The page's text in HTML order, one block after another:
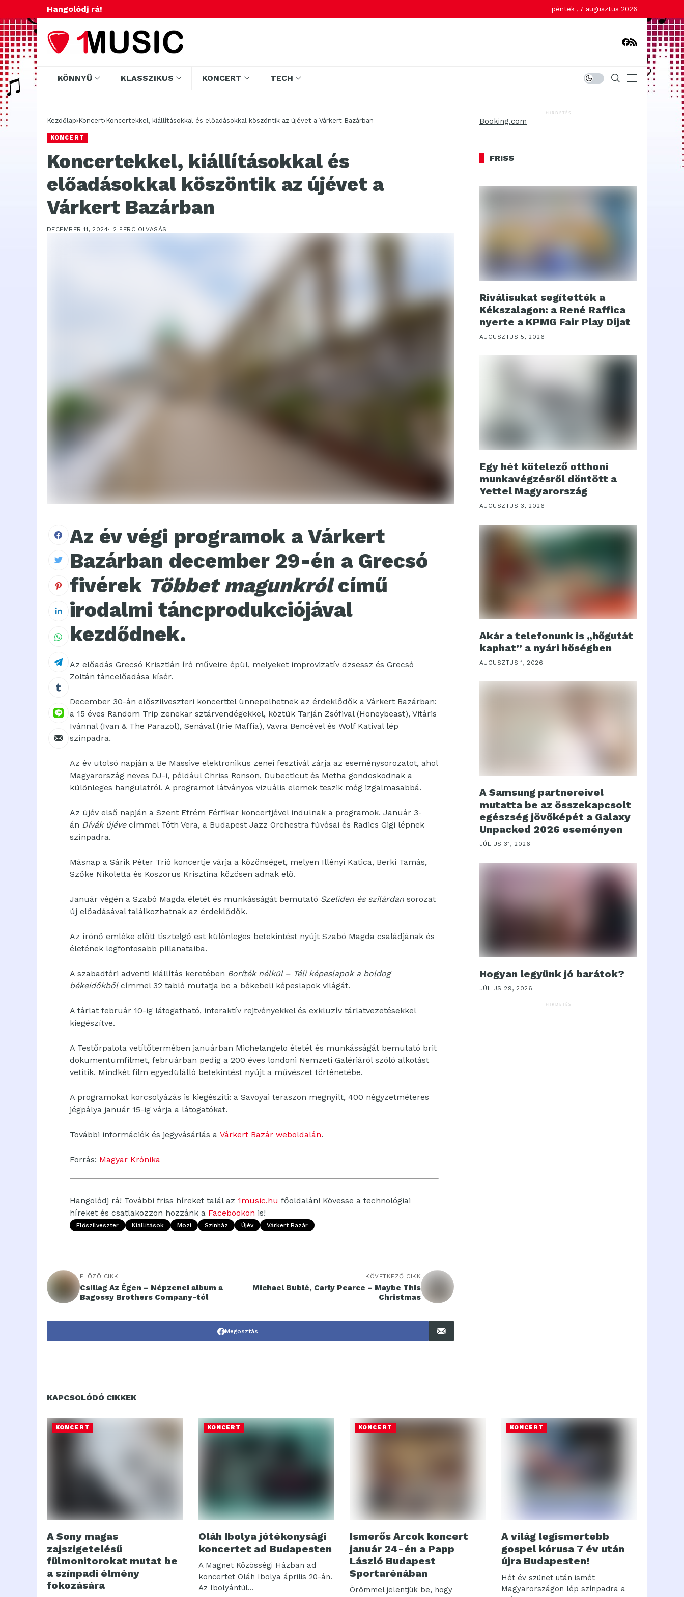
Hangolódj rá! péntek , 7 augusztus 2026
KÖNNYŰ KLASSZIKUS KONCERT TECH
Kezdőlap Koncert Koncertekkel, kiállításokkal és előadásokkal köszöntik az újévet a Várkert Bazárban
KONCERT
Koncertekkel, kiállításokkal és
előadásokkal köszöntik az újévet a
Várkert Bazárban
DECEMBER 11, 2024 2 PERC OLVASÁS
Az év végi programok a Várkert
Bazárban december 29-én a Grecsó
fivérek Többet magunkrólcímű
irodalmi táncprodukciójával
kezdődnek.
Az előadás Grecsó Krisztián író műveire épül, melyeket improvizatív dzsessz és Grecsó
Zoltán táncelőadása kísér.
December 30-án előszilveszteri koncerttel ünnepelhetnek az érdeklődők a Várkert Bazárban:
a 15 éves Random Trip zenekar sztárvendégekkel, köztük Tarján Zsófival (Honeybeast), Vitáris
Ivánnal (Ivan & The Parazol), Senával (Irie Maffia), Vavra Bencével és Wolf Katival lép
színpadra.
Az év utolsó napján a Be Massive elektronikus zenei fesztivál zárja az eseménysorozatot, ahol
Magyarország neves DJ-i, például Chriss Ronson, Dubecticut és Metha gondoskodnak a
különleges hangulatról. A programot látványos vizuális elemek teszik még izgalmasabbá.
Az újév első napján a Szent Efrém Férfikar koncertjével indulnak a programok. Január 3-
án Dívák újévecímmel Tóth Vera, a Budapest Jazz Orchestra fúvósai és Radics Gigi lépnek
színpadra.
Másnap a Sárik Péter Trió koncertje várja a közönséget, melyen Illényi Katica, Berki Tamás,
Szőke Nikoletta és Koszorus Krisztina közösen adnak elő.
Január végén a Szabó Magda életét és munkásságát bemutató Szelíden és szilárdan sorozat
új előadásával találkozhatnak az érdeklődők.
Az írónő emléke előtt tisztelgő est különleges betekintést nyújt Szabó Magda családjának és
életének legfontosabb pillanataiba.
A szabadtéri adventi kiállítás keretében Boríték nélkül – Téli képeslapok a boldog
békeidőkbőlcímmel 32 tabló mutatja be a békebeli képeslapok világát.
A tárlat február 10-ig látogatható, interaktív rejtvényekkel és exkluzív tárlatvezetésekkel
kiegészítve.
A Testőrpalota vetítőtermében januárban Michelangelo életét és munkásságát bemutató brit
dokumentumfilmet, februárban pedig a 200 éves londoni Nemzeti Galériáról szóló alkotást
vetítik. Mindkét film egyedülálló betekintést nyújt a művészet történetébe.
A programokat korcsolyázás is kiegészíti: a Savoyai teraszon megnyílt, 400 négyzetméteres
jégpálya január 15-ig várja a látogatókat.
További információk és jegyvásárlás a Várkert Bazár weboldalán.
Forrás: Magyar Krónika
Hangolódj rá! További friss híreket talál az 1music.hu főoldalán! Kövesse a technológiai
híreket és csatlakozzon hozzánk a Facebookon is!
Előszilveszter Kiállítások Mozi Színház Újév Várkert Bazár
ELŐZŐ CIKK
Csillag Az Égen – Népzenei album a
Bagossy Brothers Company-tól
KÖVETKEZŐ CIKK
Michael Bublé, Carly Pearce – Maybe This
Christmas
Megosztás
HIRDETÉS
Booking.com
FRISS
Riválisukat segítették a
Kékszalagon: a René Raffica
nyerte a KPMG Fair Play Díjat
AUGUSZTUS 5, 2026
Egy hét kötelező otthoni
munkavégzésről döntött a
Yettel Magyarország
AUGUSZTUS 3, 2026
Akár a telefonunk is „hőgutát
kaphat” a nyári hőségben
AUGUSZTUS 1, 2026
A Samsung partnereivel
mutatta be az összekapcsolt
egészség jövőképét a Galaxy
Unpacked 2026 eseményen
JÚLIUS 31, 2026
Hogyan legyünk jó barátok?
JÚLIUS 29, 2026
HIRDETÉS
KAPCSOLÓDÓ CIKKEK
KONCERT
A Sony magas
zajszigetelésű
fülmonitorokat mutat be
a színpadi élmény
fokozására
KONCERT
Oláh Ibolya jótékonysági
koncertet ad Budapesten
A Magnet Közösségi Házban ad
koncertet Oláh Ibolya április 20-án.
Az Ibolyántúl...
KONCERT
Ismerős Arcok koncert
január 24-én a Papp
László Budapest
Sportarénában
Örömmel jelentjük be, hogy
KONCERT
A világ legismertebb
gospel kórusa 7 év után
újra Budapesten!
Hét év szünet után ismét
Magyarországon lép színpadra a